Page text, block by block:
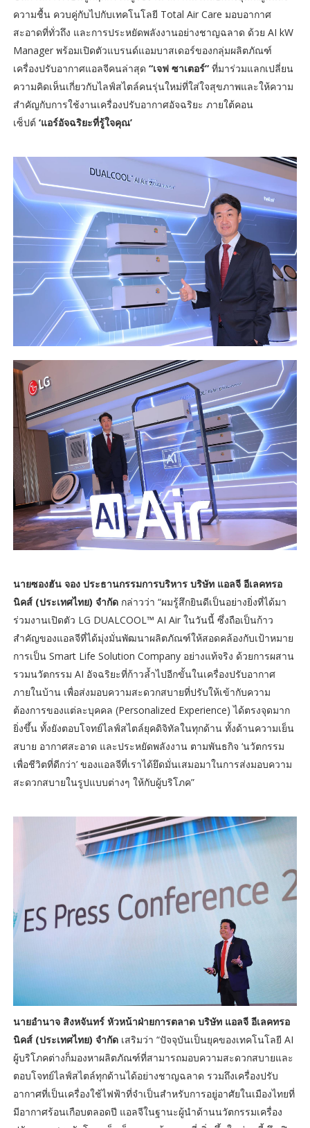
ความชื้น ควบคู่กับไปกับเทคโนโลยี Total Air Care มอบอากาศ
สะอาดที่ทั่วถึง และการประหยัดพลังงานอย่างชาญฉลาด ด้วย AI kW
Manager พร้อมเปิดตัวแบรนด์แอมบาสเดอร์ของกลุ่มผลิตภัณฑ์
เครื่องปรับอากาศแอลจีคนล่าสุด “เจฟ ซาเตอร์” ที่มาร่วมแลกเปลี่ยน
ความคิดเห็นเกี่ยวกับไลฟ์สไตล์คนรุ่นใหม่ที่ใส่ใจสุขภาพและให้ความ
สำคัญกับการใช้งานเครื่องปรับอากาศอัจฉริยะ ภายใต้คอน
เซ็ปต์ ‘แอร์อัจฉริยะที่รู้ใจคุณ’
นายซองฮัน จอง ประธานกรรมการบริหาร บริษัท แอลจี อีเลคทรอ
นิคส์ (ประเทศไทย) จำกัด กล่าวว่า “ผมรู้สึกยินดีเป็นอย่างยิ่งที่ได้มา
ร่วมงานเปิดตัว LG DUALCOOL™ AI Air ในวันนี้ ซึ่งถือเป็นก้าว
สำคัญของแอลจีที่ได้มุ่งมั่นพัฒนาผลิตภัณฑ์ให้สอดคล้องกับเป้าหมาย
การเป็น Smart Life Solution Company อย่างแท้จริง ด้วยการผสาน
รวมนวัตกรรม AI อัจฉริยะที่ก้าวล้ำไปอีกขั้นในเครื่องปรับอากาศ
ภายในบ้าน เพื่อส่งมอบความสะดวกสบายที่ปรับให้เข้ากับความ
ต้องการของแต่ละบุคคล (Personalized Experience) ได้ตรงจุดมาก
ยิ่งขึ้น ทั้งยังตอบโจทย์ไลฟ์สไตล์ยุคดิจิทัลในทุกด้าน ทั้งด้านความเย็น
สบาย อากาศสะอาด และประหยัดพลังงาน ตามพันธกิจ ‘นวัตกรรม
เพื่อชีวิตที่ดีกว่า’ ของแอลจีที่เราได้ยึดมั่นเสมอมาในการส่งมอบความ
สะดวกสบายในรูปแบบต่างๆ ให้กับผู้บริโภค”
นายอำนาจ สิงหจันทร์ หัวหน้าฝ่ายการตลาด บริษัท แอลจี อีเลคทรอ
นิคส์ (ประเทศไทย) จำกัดเสริมว่า “ปัจจุบันเป็นยุคของเทคโนโลยี AI
ผู้บริโภคต่างก็มองหาผลิตภัณฑ์ที่สามารถมอบความสะดวกสบายและ
ตอบโจทย์ไลฟ์สไตล์ทุกด้านได้อย่างชาญฉลาด รวมถึงเครื่องปรับ
อากาศที่เป็นเครื่องใช้ไฟฟ้าที่จำเป็นสำหรับการอยู่อาศัยในเมืองไทยที่
มีอากาศร้อนเกือบตลอดปี แอลจีในฐานะผู้นำด้านนวัตกรรมเครื่อง